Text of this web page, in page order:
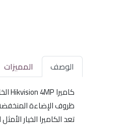
الوصف المميزات
ظروف الإضاءة
تعد الكاميرا الخيار